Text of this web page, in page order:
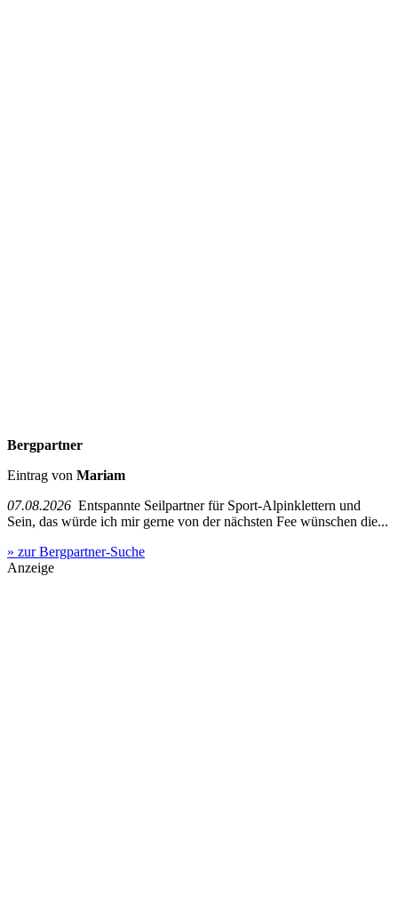
Bergpartner
Eintrag von Mariam
07.08.2026 Entspannte Seilpartner für Sport-Alpinklettern und
Sein, das würde ich mir gerne von der nächsten Fee wünschen die...
» zur Bergpartner-Suche
Anzeige